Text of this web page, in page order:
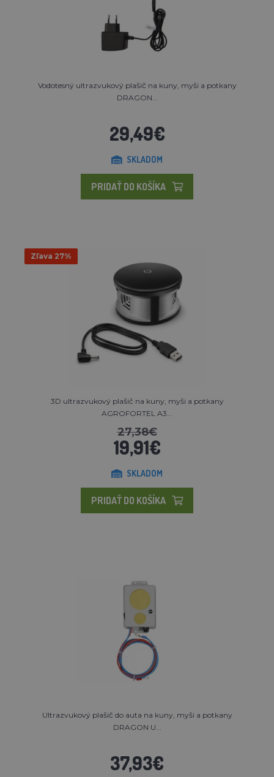
Vodotesný ultrazvukový plašič na kuny, myši a potkany
DRAGON...
29,49€
SKLADOM
PRIDAŤ DO KOŠÍKA
Zľava 27%
3D ultrazvukový plašič na kuny, myši a potkany
AGROFORTEL A3...
27,38€
19,91€
SKLADOM
PRIDAŤ DO KOŠÍKA
Ultrazvukový plašič do auta na kuny, myši a potkany
DRAGON U...
37,93€